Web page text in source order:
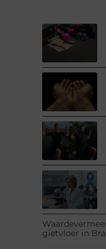
gietvloer in